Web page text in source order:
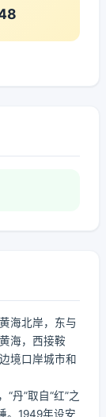
海北岸，东与
海，西接鞍
境口岸城市和
丹”取自“红”之
。1949年设安